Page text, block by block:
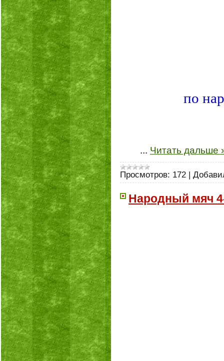
по
... Читать дальше
Просмотров: 172
Народный мяч